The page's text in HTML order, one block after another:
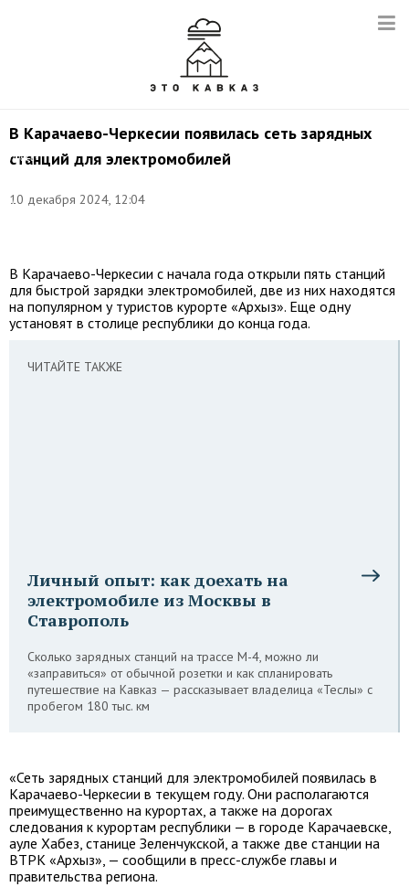
В Карачаево-Черкесии появилась сеть зарядных
станций для электромобилей
10 декабря 2024, 12:04
Фото:
пресс-
и
В Карачаево-Черкесии с начала года открыли пять станций
для быстрой зарядки электромобилей, две из них находятся
на популярном у туристов курорте «Архыз». Еще одну
установят в столице республики до конца года.
ЧИТАЙТЕ ТАКЖЕ
Личный опыт: как доехать на
электромобиле из Москвы в
Ставрополь
Сколько зарядных станций на трассе М-4, можно ли
«заправиться» от обычной розетки и как спланировать
путешествие на Кавказ — рассказывает владелица «Теслы» с
пробегом 180 тыс. км
«Сеть зарядных станций для электромобилей появилась в
Карачаево-Черкесии в текущем году. Они располагаются
преимущественно на курортах, а также на дорогах
следования к курортам республики — в городе Карачаевске,
ауле Хабез, станице Зеленчукской, а также две станции на
ВТРК «Архыз», — сообщили в пресс-службе главы и
правительства региона.